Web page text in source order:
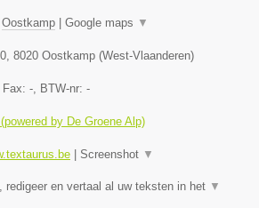
Oostkamp Google maps ▼
8020 Oostkamp (West-Vlaanderen)
, Fax: - , BTW-nr: -
by De Groene Alp)
Screenshot ▼
redigeer en vertaal al uw teksten in het ▼